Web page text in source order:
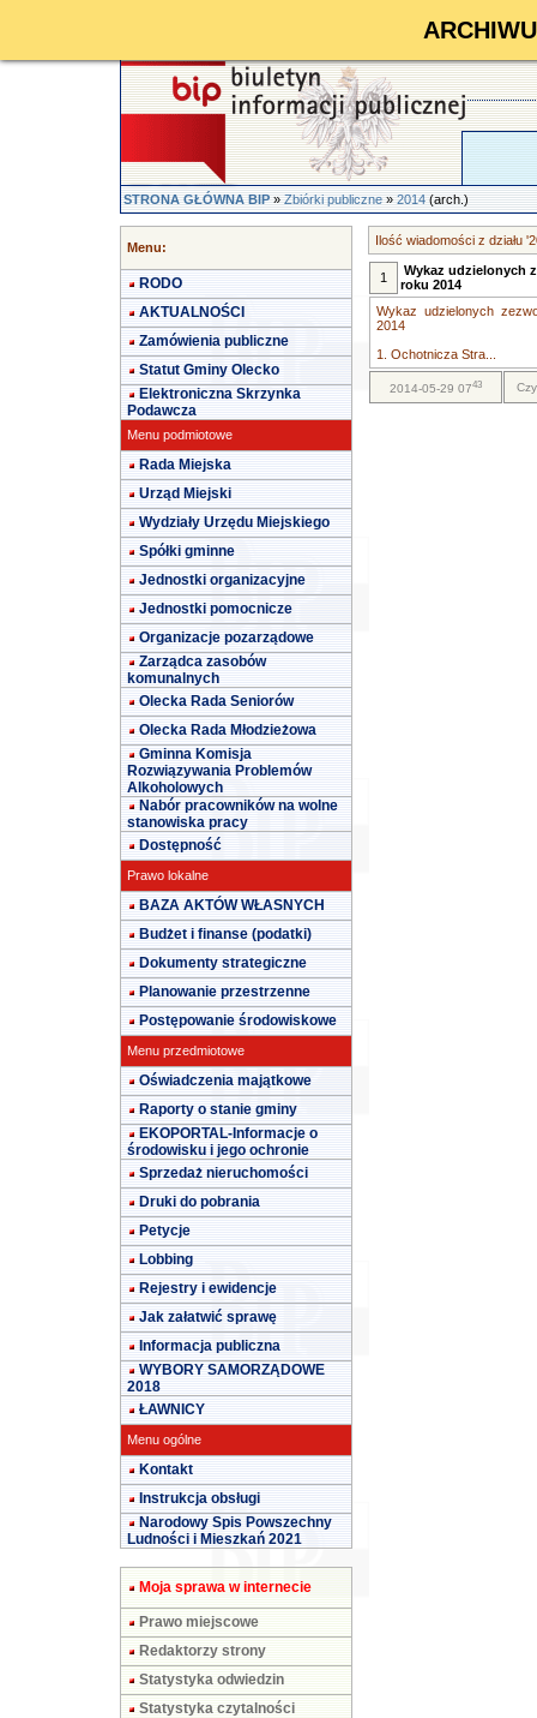
STRONA GŁÓWNA BIP»Zbiórki publiczne»2014(arch.)
Menu:
RODO
AKTUALNOŚCI
Zamówienia publiczne
Statut Gminy Olecko
Elektroniczna Skrzynka
Podawcza
Menu podmiotowe
Rada Miejska
Urząd Miejski
Wydziały Urzędu Miejskiego
Spółki gminne
Jednostki organizacyjne
Jednostki pomocnicze
Organizacje pozarządowe
Zarządca zasobów
komunalnych
Olecka Rada Seniorów
Olecka Rada Młodzieżowa
Gminna Komisja
Rozwiązywania Problemów
Alkoholowych
Nabór pracowników na wolne
stanowiska pracy
Dostępność
Prawo lokalne
BAZA AKTÓW WŁASNYCH
Budżet i finanse (podatki)
Dokumenty strategiczne
Planowanie przestrzenne
Postępowanie środowiskowe
Menu przedmiotowe
Oświadczenia majątkowe
Raporty o stanie gminy
EKOPORTAL-Informacje o
środowisku i jego ochronie
Sprzedaż nieruchomości
Druki do pobrania
Petycje
Lobbing
Rejestry i ewidencje
Jak załatwić sprawę
Informacja publiczna
WYBORY SAMORZĄDOWE
2018
ŁAWNICY
Menu ogólne
Kontakt
Instrukcja obsługi
Narodowy Spis Powszechny
Ludności i Mieszkań 2021
Moja sprawa w internecie
Prawo miejscowe
Redaktorzy strony
Statystyka odwiedzin
Statystyka czytalności
Ilość wiadomości z działu
1
Wykaz udzielonych
roku 2014
Wykaz udzielonych
2014
1. Ochotnicza Stra...
2014-05-29 0743